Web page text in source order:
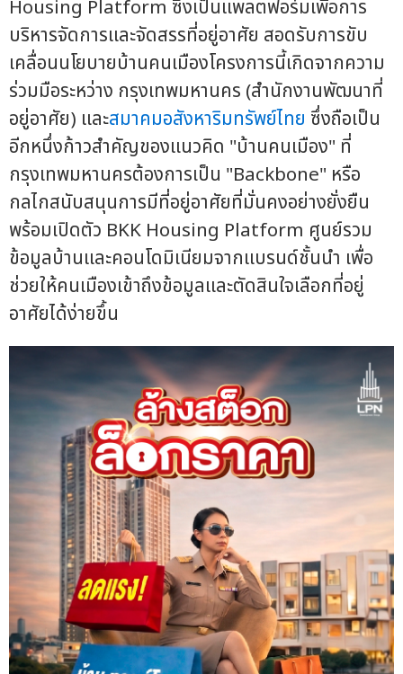
Housing Platform ซึ่งเป็นแพลตฟอร์มเพื่อการ
บริหารจัดการและจัดสรรที่อยู่อาศัย สอดรับการขับ
เคลื่อนนโยบายบ้านคนเมืองโครงการนี้เกิดจากความ
ร่วมมือระหว่าง กรุงเทพมหานคร (สำนักงานพัฒนาที่
อยู่อาศัย) และสมาคมอสังหาริมทรัพย์ไทย ซึ่งถือเป็น
อีกหนึ่งก้าวสำคัญของแนวคิด "บ้านคนเมือง" ที่
กรุงเทพมหานครต้องการเป็น "Backbone" หรือ
กลไกสนับสนุนการมีที่อยู่อาศัยที่มั่นคงอย่างยั่งยืน
พร้อมเปิดตัว BKK Housing Platform ศูนย์รวม
ข้อมูลบ้านและคอนโดมิเนียมจากแบรนด์ชั้นนำ เพื่อ
ช่วยให้คนเมืองเข้าถึงข้อมูลและตัดสินใจเลือกที่อยู่
อาศัยได้ง่ายขึ้น